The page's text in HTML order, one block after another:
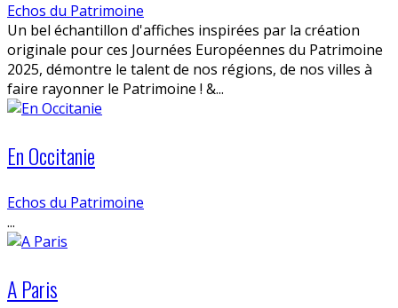
Echos du Patrimoine
Un bel échantillon d'affiches inspirées par la création
originale pour ces Journées Européennes du Patrimoine
2025, démontre le talent de nos régions, de nos villes à
faire rayonner le Patrimoine ! &...
En Occitanie
Echos du Patrimoine
...
A Paris